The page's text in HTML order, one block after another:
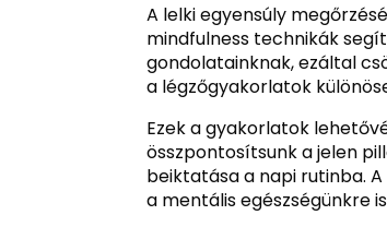
A lelki egyensúly
mindfulness technikák
gondolatainknak, ezáltal
a légzőgyakorlatok
Ezek a gyakorlatok
összpontosítsunk a jelen
beiktatása a napi rutinba.
a mentális egészségünkre